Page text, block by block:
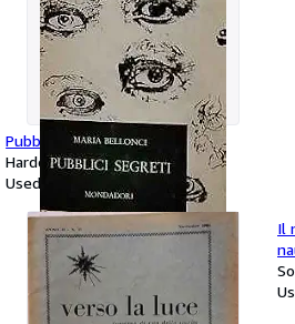
Pubblici segreti
Hardcover
Used
Il